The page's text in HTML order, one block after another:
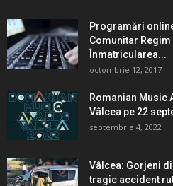
Programări
Comunitar
Înmatricularea...
octombrie 12, 2017
Romanian Music
Vâlcea pe 22
septembrie 4, 2022
Vâlcea: Gorjeni
tragic accident